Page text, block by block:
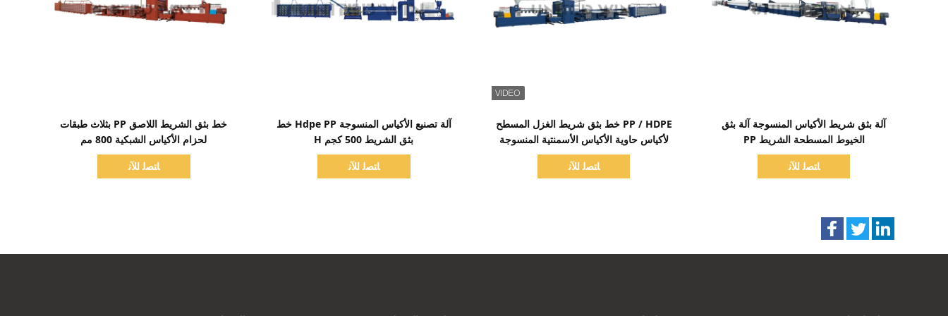
خط بثق الشريط اللاصق PP بثلاث طبقات
لحزام الأكياس الشبكية 800 مم
ﺎﺘﺼﻟ ﺍﻶﻧ
آلة تصنيع الأكياس المنسوجة Hdpe PP خط
بثق الشريط 500 كجم H
ﺎﺘﺼﻟ ﺍﻶﻧ
PP / HDPE خط بثق شريط الغزل المسطح
لأكياس حاوية الأكياس الأسمنتية المنسوجة
ﺎﺘﺼﻟ ﺍﻶﻧ
اظهر التفاصيل
آلة بثق شريط الأكياس المنسوجة آلة بثق
الخيوط المسطحة الشريط PP
ﺎﺘﺼﻟ ﺍﻶﻧ